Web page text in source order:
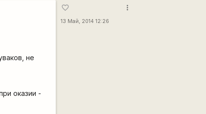
не
оказии -
favorite_border
13 Май, 2014 12:26
more_vert